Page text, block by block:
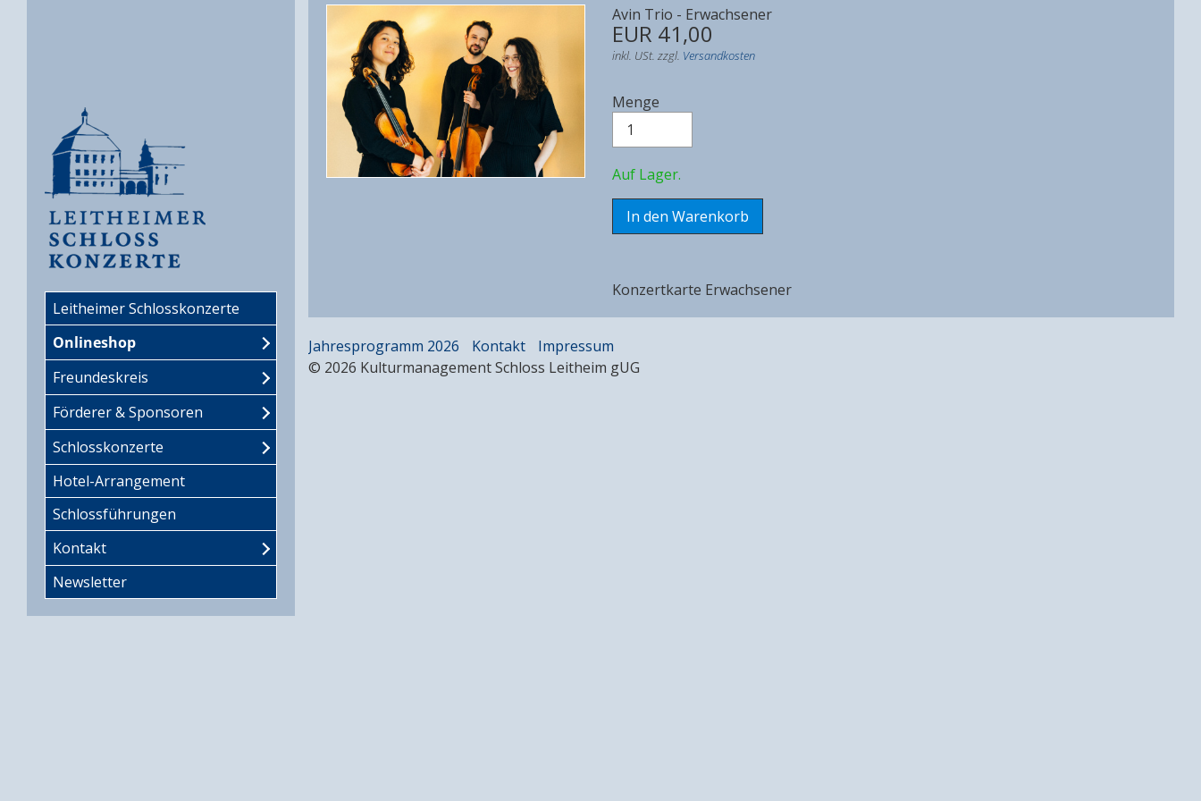
Leitheimer Schlosskonzerte
Onlineshop
Freundeskreis
Förderer & Sponsoren
Schlosskonzerte
Hotel-Arrangement
Schlossführungen
Kontakt
Newsletter
Avin Trio - Erwachsener
EUR 41,00
inkl. USt. zzgl. Versandkosten
Menge
Auf Lager.
Konzertkarte Erwachsener
Jahresprogramm 2026 Kontakt
Impressum
© 2026 Kulturmanagement Schloss Leitheim gUG